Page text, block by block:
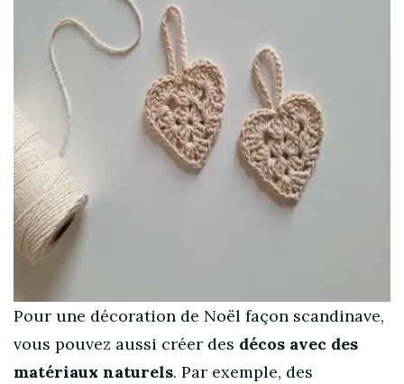
Pour une décoration de Noël façon scandinave,
vous pouvez aussi créer des décos avec des
matériaux naturels. Par exemple, des